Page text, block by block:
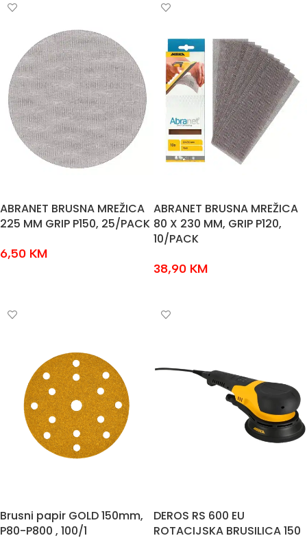
ABRANET BRUSNA MREŽICA
225 MM GRIP P150, 25/PACK
6,50 KM
ABRANET BRUSNA MREŽICA
80 X 230 MM, GRIP P120,
10/PACK
38,90 KM
Brusni papir GOLD 150mm,
P80-P800 , 100/1
DEROS RS 600 EU
ROTACIJSKA BRUSILICA 150